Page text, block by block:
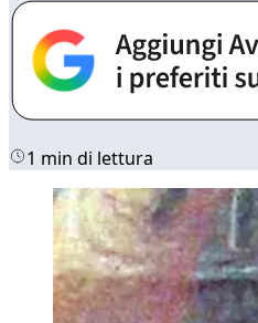
1 min di lettura